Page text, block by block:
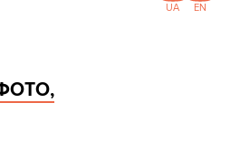
UA EN